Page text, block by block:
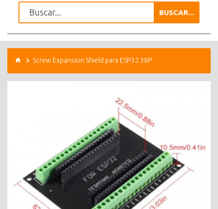
BUSCAR...
Screw Expansion Shield para ESP32 38P